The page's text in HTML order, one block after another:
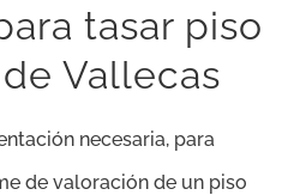
tasar piso
Vallecas
necesaria, para
de valoración de un piso